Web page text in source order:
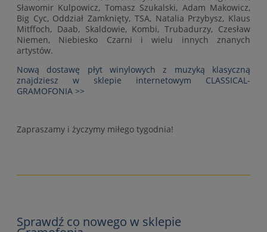
Sławomir Kulpowicz, Tomasz Szukalski, Adam Makowicz,
Big Cyc, Oddział Zamknięty, TSA, Natalia Przybysz, Klaus
Mitffoch, Daab, Skaldowie, Kombi, Trubadurzy, Czesław
Niemen, Niebiesko Czarni i wielu innych znanych
artystów.
Nową dostawę płyt winylowych z muzyką klasyczną
znajdziesz w sklepie internetowym CLASSICAL-
GRAMOFONIA >>
Zapraszamy i życzymy miłego tygodnia!
Sprawdź co nowego w sklepie